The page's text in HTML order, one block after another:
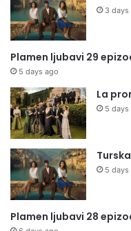
3 days
Plamen ljubavi 29
5 days ago
La
5 days
5 days
Plamen ljubavi 28